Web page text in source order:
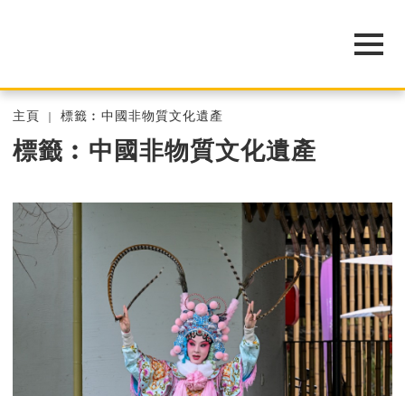
主頁 標籤︰中國非物質文化遺產
標籤︰中國非物質文化遺產